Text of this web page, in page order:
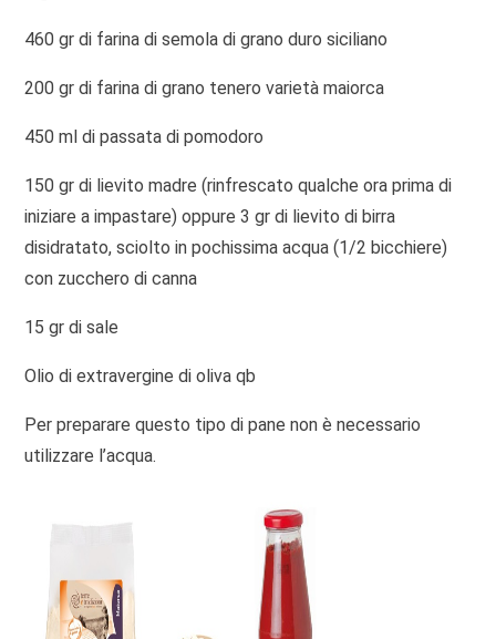
460 gr di farina di semola di grano duro siciliano
200 gr di farina di grano tenero varietà maiorca
450 ml di passata di pomodoro
150 gr di lievito madre (rinfrescato qualche ora prima di
iniziare a impastare) oppure 3 gr di lievito di birra
disidratato, sciolto in pochissima acqua (1/2 bicchiere)
con zucchero di canna
15 gr di sale
Olio di extravergine di oliva qb
Per preparare questo tipo di pane non è necessario
utilizzare l’acqua.